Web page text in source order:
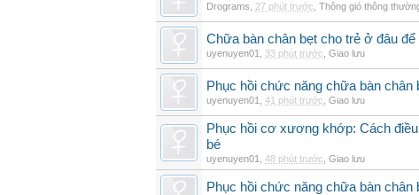
Drograms 27 phút trước Thông gió thông
Chữa bàn chân bẹt cho trẻ ở đâu
uyenuyen01 33 phút trước Giao lưu
Phục hồi chức năng chữa bàn
uyenuyen01 41 phút trước Giao lưu
Phục hồi cơ xương khớp: Cách
bé
uyenuyen01 48 phút trước Giao lưu
Phục hồi chức năng chữa bàn chân